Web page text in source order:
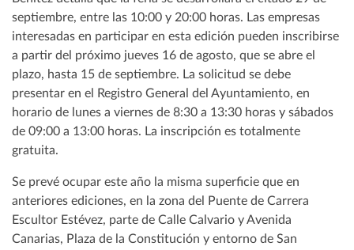
septiembre, entre las 10:00 y 20:00 horas. Las empresas
interesadas en participar en esta edición pueden inscribirse
a partir del próximo jueves 16 de agosto, que se abre el
plazo, hasta 15 de septiembre. La solicitud se debe
presentar en el Registro General del Ayuntamiento, en
horario de lunes a viernes de 8:30 a 13:30 horas y sábados
de 09:00 a 13:00 horas. La inscripción es totalmente
gratuita.
Se prevé ocupar este año la misma superficie que en
anteriores ediciones, en la zona del Puente de Carrera
Escultor Estévez, parte de Calle Calvario y Avenida
Canarias, Plaza de la Constitución y entorno de San